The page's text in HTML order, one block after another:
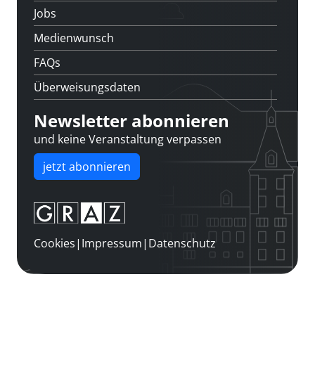
Jobs
Medienwunsch
FAQs
Überweisungsdaten
Newsletter abonnieren
und keine Veranstaltung verpassen
jetzt abonnieren
Cookies| Impressum| Datenschutz